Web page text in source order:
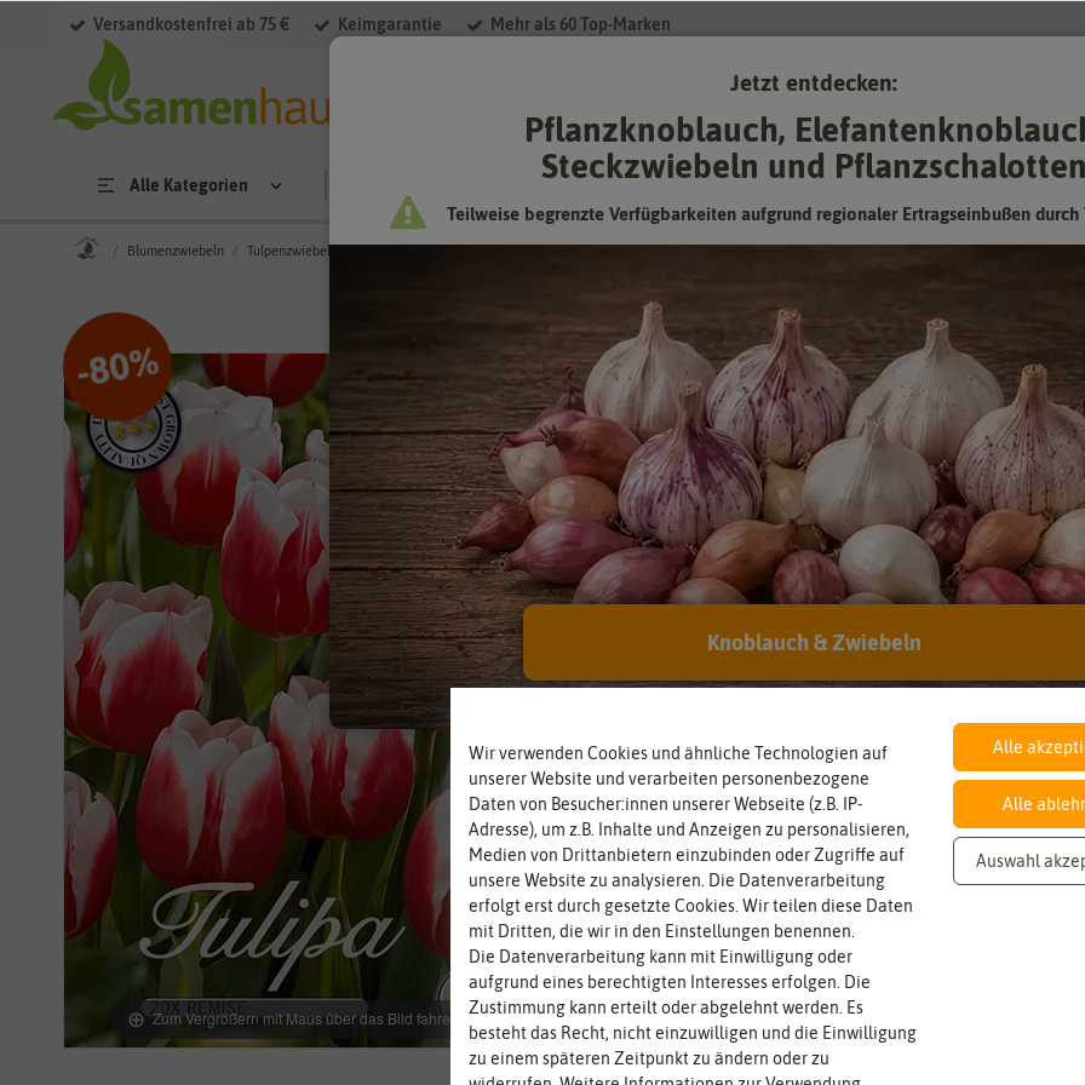
Versandkostenfrei ab 75 € Keimgarantie Mehr als 60 Top-Marken
Alle Kategorien
Blumenzwiebeln Tulpenzwiebeln
Zum Vergrößern mit Maus über das Bild fahren
-80%
Tulpe Remise (20 Stück)
Hersteller:
Sam van Schooten
Herbstblumenzwiebeln (Bloembollen)
Artikelnummer:
10335-bl
EAN:
8719075299517
Haltbarkeit
Zeitpunkt, bis zu dem das Saat-
sollte.
Standort
Sonnig / Halbschattig
Wie viel Licht benötigt die
Pflanze? (schattig, halbschattig,
sonnig, vollsonnig) Winterhart
ja
Pflanzen, die im Freien ohne
Probleme überwintern können.
Zwiebelgröße
12/+
Umfang der Zwiebel in cm.
Größen können zwischen dem
ersten und zweiten Wert
variieren. Blütenfarbe
rot, weiß
auch mehrfarbig sein.
Wir verwenden Cookies und ähnliche Technologien auf
unserer Website und verarbeiten personenbezogene
Daten von Besucher:innen unserer Webseite (z.B. IP-
Adresse), um z.B. Inhalte und Anzeigen zu personalisieren,
Medien von Drittanbietern einzubinden oder Zugriffe auf
unsere Website zu analysieren. Die Datenverarbeitung
erfolgt erst durch gesetzte Cookies. Wir teilen diese Daten
mit Dritten, die wir in den Einstellungen benennen.
Die Datenverarbeitung kann mit Einwilligung oder
aufgrund eines berechtigten Interesses erfolgen. Die
Zustimmung kann erteilt oder abgelehnt werden. Es
besteht das Recht, nicht einzuwilligen und die Einwilligung
zu einem späteren Zeitpunkt zu ändern oder zu
Alle
Alle
Auswahl
Jetzt entdecken:
Pflanzknoblauch,
Steckzwiebeln und Pflanzschalotten
Teilweise begrenzte Verfügbarkeiten aufgrund regionaler Ertragseinbußen durch
Knoblauch & Zwiebeln